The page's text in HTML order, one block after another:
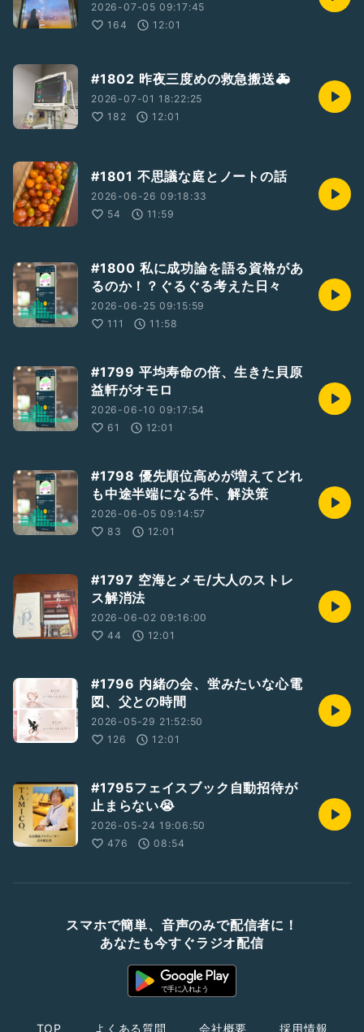
2026-07-05 09:17:45
164
12:01
#1802 昨夜三度めの救急搬送🚑
2026-07-01 18:22:25
182
12:01
#1801 不思議な庭とノートの話
2026-06-26 09:18:33
54
11:59
#1800 私に成功論を語る資格があ
るのか！？ぐるぐる考えた日々
2026-06-25 09:15:59
111
11:58
#1799 平均寿命の倍、生きた貝原
益軒がオモロ
2026-06-10 09:17:54
61
12:01
#1798 優先順位高めが増えてどれ
も中途半端になる件、解決策
2026-06-05 09:14:57
83
12:01
#1797 空海とメモ/大人のストレ
ス解消法
2026-06-02 09:16:00
44
12:01
#1796 内緒の会、蛍みたいな心電
図、父との時間
2026-05-29 21:52:50
126
12:01
#1795フェイスブック自動招待が
止まらない😭
2026-05-24 19:06:50
476
08:54
スマホで簡単、音声のみで配信者に！
あなたも今すぐラジオ配信
TOP よくある質問 会社概要 採用情報